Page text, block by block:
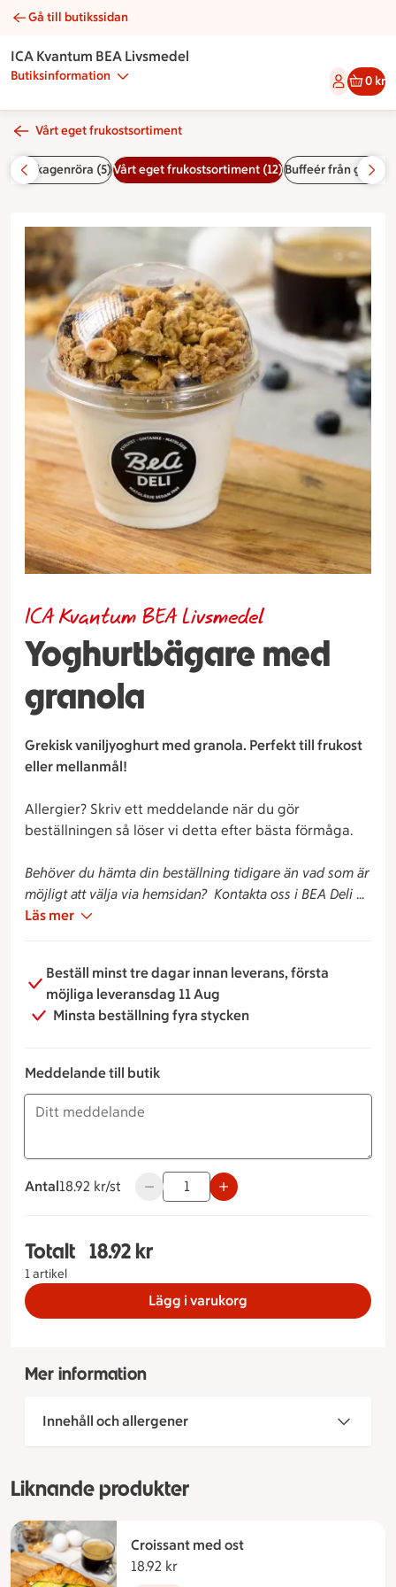
Yoghurtbägare med granola | Catering ICA Kvantum BEA
Gå till butikssidan
ICA Kvantum BEA Livsmedel
Butiksinformation 0 kr
Vårt eget frukostsortiment
och skagenröra (5)Vårt eget frukostsortiment (12)Buffeér från green
Yoghurtbägare med
granola
ICA Kvantum BEA Livsmedel
Grekisk vaniljyoghurt med granola. Perfekt till frukost
eller mellanmål!
Allergier? Skriv ett meddelande när du gör
beställningen så löser vi detta efter bästa förmåga.
Behöver du hämta din beställning tidigare än vad som är
möjligt att välja via hemsidan? Kontakta oss i BEA Deli på
08-600 98 51 så ska vi se vad vi kan göra!
Läs mer
Beställ minst tre dagar innan leverans, första
möjliga leveransdag 11 Aug
Minsta beställning fyra stycken
Meddelande till butik
Antal
18.92 kronor styck
18.92 kr/st Använd knapparna för att minska eller
Totalt
1 artikel
Totalt 1 stycken Yoghurtbägare med granola,
18.92 kr
Lägg i varukorg
Mer information
Innehåll och allergener
Liknande produkter
Croissant med ost
18.92 kr